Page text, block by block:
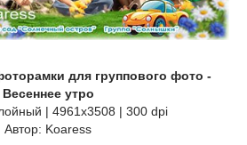
для группового фото -
Весеннее утро
| 4961x3508 | 300 dpi
Автор: Koaress